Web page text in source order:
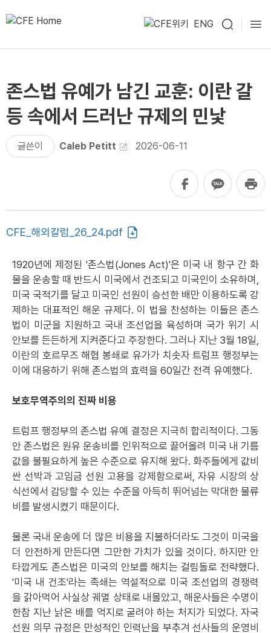
ENG
존스법 유예가 남긴 교훈: 이란 갈
등 속에서 드러난 규제의 민낯
글쓴이 Caleb Petitt 2026-06-11
CFE_해외칼럼_26_24.pdf
1920년에 제정된 '존스법(Jones Act)'은 미국 내 항구 간 화
물을 운송할 때 반드시 미국에서 건조되고 미국인이 소유하며,
미국 국적기를 달고 미국인 선원이 승선한 배만 이용하도록 강
제하는 대표적인 해운 규제다. 이 법을 찬성하는 이들은 존스
법이 미군을 지원하고 국내 조선업을 육성하며 국가 위기 시
안보를 든든하게 지켜준다고 주장한다. 그러나 지난 3월 18일,
이란의 호르무즈 해협 봉쇄로 유가가 치솟자 트럼프 행정부는
이에 대응하기 위해 존스법의 효력을 60일간 전격 유예했다.
보호무역주의의 진짜 비용
트럼프 행정부의 존스법 유예 결정은 지극히 합리적이다. 그동
안 존스법은 원유 운송비를 인위적으로 끌어올려 미국 내 기름
값을 불필요하게 높은 수준으로 유지해 왔다. 화주들에게 값비
싼 선박과 고임금 선원 고용을 강제함으로써, 자유 시장의 상
식선에서 감당할 수 있는 수준을 아득히 뛰어넘는 막대한 물류
비를 발생시켰기 때문이다.
물론 국내 운송에 더 많은 비용을 지불하더라도 그것이 미국을
더 안전하게 만든다면 그만한 가치가 있을 것이다. 하지만 안
타깝게도 존스법은 미국의 안보를 해치는 걸림돌로 전략했다.
'미국 내 건조'라는 족쇄는 역설적으로 미국 조선업의 경쟁력
을 갉아먹어 사실상 궤멸 상태로 내몰았고, 해운사들은 수명이
한참 지난 낡은 배를 억지로 굴려야 하는 처지가 되었다. 자국
선원 의무 규정은 만성적인 인력난을 부추겨 선사들의 운영비